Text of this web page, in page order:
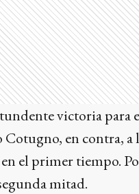
victoria para
en contra, a
el primer tiempo.
mitad.